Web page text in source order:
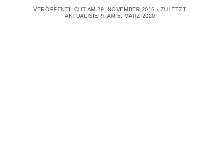
VERÖFFENTLICHT AM29. NOVEMBER 2016 · ZULETZT
AKTUALISIERT AM5. MÄRZ 2020